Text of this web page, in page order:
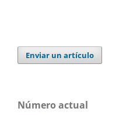
Enviar un artículo
Número actual